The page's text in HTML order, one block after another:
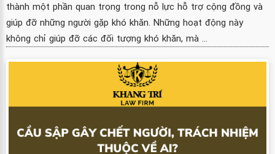
thành một phần quan trọng trong nỗ lực hỗ trợ cộng đồng và
giúp đỡ những người gặp khó khăn. Những hoạt động này
không chỉ giúp đỡ các đối tượng khó khăn, mà ...